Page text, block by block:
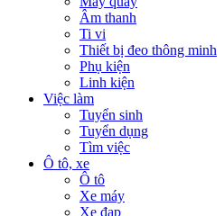
Âm thanh
Ti vi
Thiết bị đeo thông minh
Phụ kiện
Linh kiện
Việc làm
Tuyển sinh
Tuyển dụng
Tìm việc
Ô tô, xe
Ô tô
Xe máy
Xe đạp